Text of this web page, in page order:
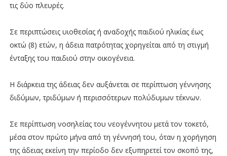
τις δύο πλευρές.
Σε περιπτώσεις υιοθεσίας ή αναδοχής παιδιού ηλικίας έως
οκτώ (8) ετών, η άδεια πατρότητας χορηγείται από τη στιγμή
ένταξης του παιδιού στην οικογένεια.
Η διάρκεια της άδειας δεν αυξάνεται σε περίπτωση γέννησης
διδύμων, τριδύμων ή περισσότερων πολύδυμων τέκνων.
Σε περίπτωση νοσηλείας του νεογέννητου μετά τον τοκετό,
μέσα στον πρώτο μήνα από τη γέννησή του, όταν η χορήγηση
της άδειας εκείνη την περίοδο δεν εξυπηρετεί τον σκοπό της,